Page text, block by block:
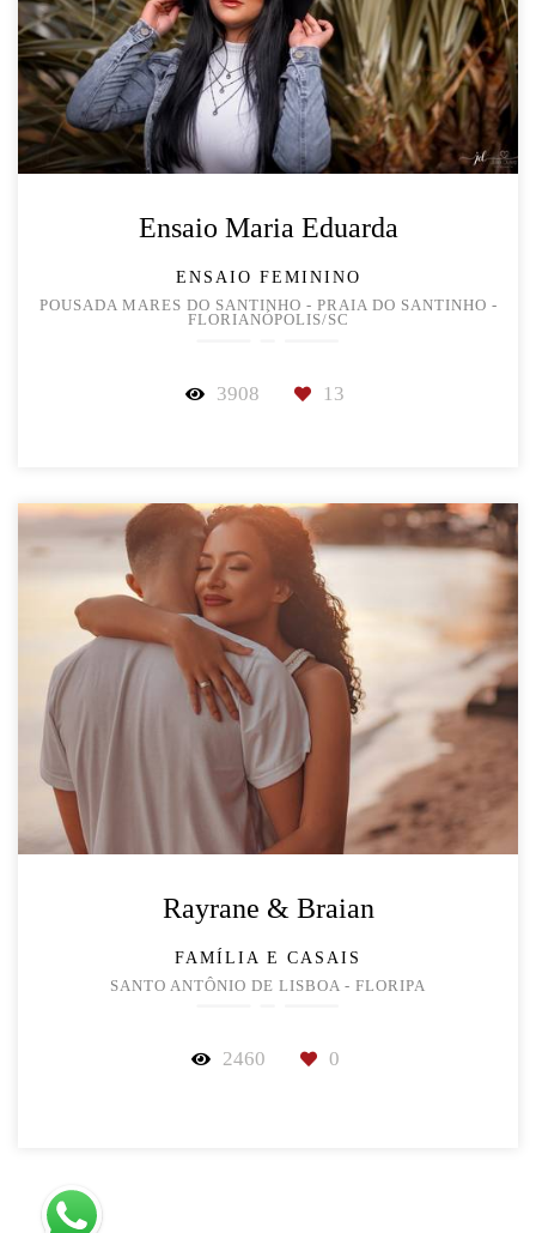
Ensaio Maria Eduarda
ENSAIO FEMININO
POUSADA MARES DO SANTINHO - PRAIA DO SANTINHO -
FLORIANÓPOLIS/SC
3908 13
Rayrane & Braian
FAMÍLIA E CASAIS
SANTO ANTÔNIO DE LISBOA - FLORIPA
2460 0